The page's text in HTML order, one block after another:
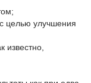
целью улучшения
известно,